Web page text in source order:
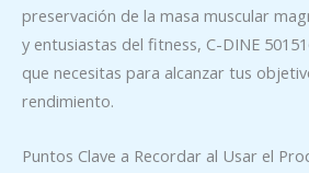
preservación de la masa muscular
y entusiastas del fitness, C-DINE
que necesitas para alcanzar tus
rendimiento.
Puntos Clave a Recordar al Usar el